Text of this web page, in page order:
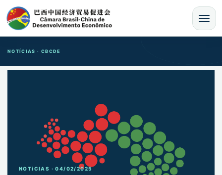
MENU
NOTÍCIAS · CBCDE
NOTíCIAS · 04/02/2025